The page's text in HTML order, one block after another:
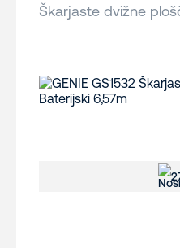
Škarjaste dvižne